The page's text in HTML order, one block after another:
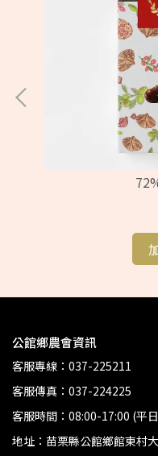
公館鄉農會資訊
客服專線：037-225211
客服傳真：037-224225
客服時間：08:00-17:00 (平
地址：苗栗縣公館鄉館東村